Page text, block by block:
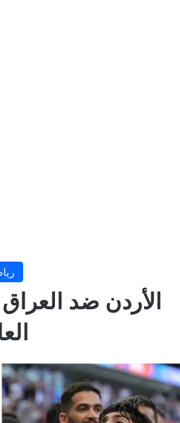
الأردن ضد